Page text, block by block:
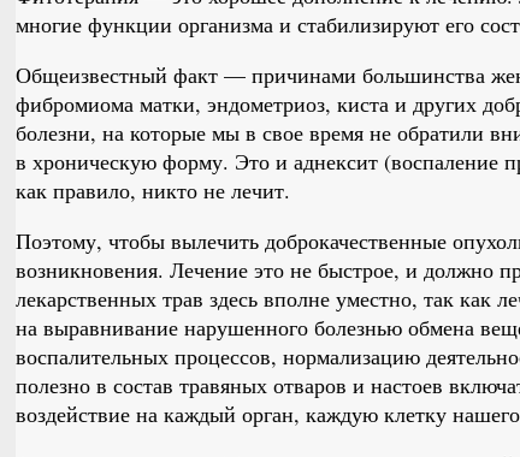
многие функции организма и стабилизируют его
Общеизвестный факт — причинами большинства
фибромиома матки, эндометриоз, киста и других
болезни, на которые мы в свое время не обратили
в хроническую форму. Это и аднексит (воспаление
как правило, никто не лечит.
Поэтому, чтобы вылечить доброкачественные
возникновения. Лечение это не быстрое, и должно
лекарственных трав здесь вполне уместно, так как
на выравнивание нарушенного болезнью обмена
воспалительных процессов, нормализацию
полезно в состав травяных отваров и настоев
воздействие на каждый орган, каждую клетку